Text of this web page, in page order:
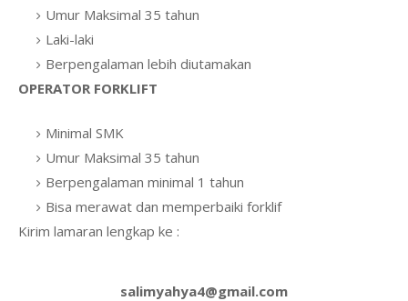
Umur Maksimal 35 tahun
Laki-laki
Berpengalaman lebih diutamakan
OPERATOR FORKLIFT
Minimal SMK
Umur Maksimal 35 tahun
Berpengalaman minimal 1 tahun
Bisa merawat dan memperbaiki forklif
Kirim lamaran lengkap ke :
salimyahya4@gmail.com